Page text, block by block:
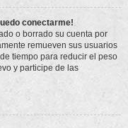
conectarme!
o borrado su cuenta por
remueven sus usuarios
tiempo para reducir el peso
y participe de las